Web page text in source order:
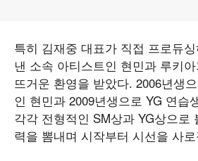
특히 김재중 대표가 직접 프로듀
낸 소속 아티스트인 현민과 루키
뜨거운 환영을 받았다. 2006년생
인 현민과 2009년생으로 YG 연습
각각 전형적인 SM상과 YG상으로
력을 뽐내며 시작부터 시선을 사